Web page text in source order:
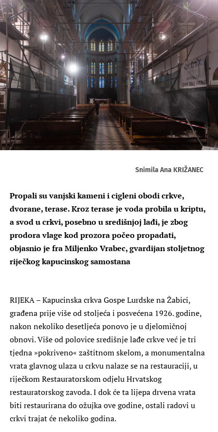
Snimila Ana KRIŽANEC
Propali su vanjski kameni i cigleni obodi crkve,
dvorane, terase. Kroz terase je voda probila u kriptu,
a svod u crkvi, posebno u središnjoj lađi, je zbog
prodora vlage kod prozora počeo propadati,
objasnio je fra Miljenko Vrabec, gvardijan stoljetnog
riječkog kapucinskog samostana
RIJEKA – Kapucinska crkva Gospe Lurdske na Žabici,
građena prije više od stoljeća i posvećena 1926. godine,
nakon nekoliko desetljeća ponovo je u djelomičnoj
obnovi. Više od polovice središnje lađe crkve već je tri
tjedna »pokriveno« zaštitnom skelom, a monumentalna
vrata glavnog ulaza u crkvu nalaze se na restauraciji, u
riječkom Restauratorskom odjelu Hrvatskog
restauratorskog zavoda. I dok će ta lijepa drvena vrata
biti restaurirana do ožujka ove godine, ostali radovi u
crkvi trajat će nekoliko godina.